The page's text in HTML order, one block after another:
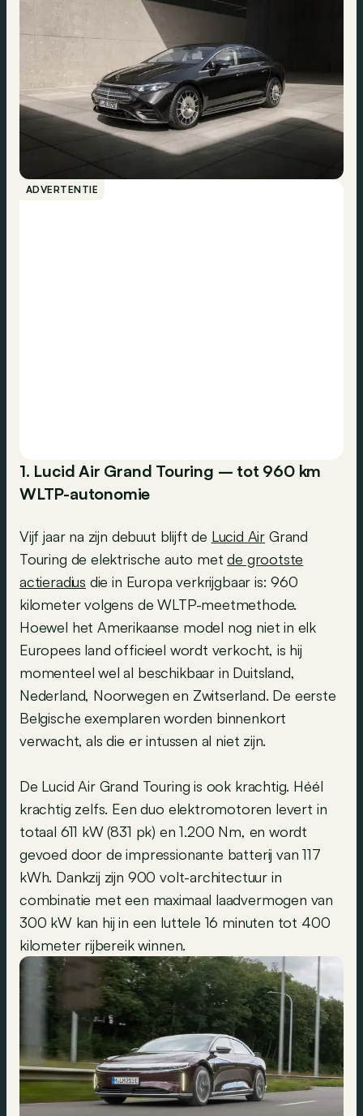
ADVERTENTIE
1. Lucid Air Grand Touring – tot 960 km
WLTP-autonomie
Vijf jaar na zijn debuut blijft de Lucid Air Grand
Touring de elektrische auto metde grootste
actieradius die in Europa verkrijgbaar is: 960
kilometer volgens de WLTP-meetmethode.
Hoewel het Amerikaanse model nog niet in elk
Europees land officieel wordt verkocht, is hij
momenteel wel al beschikbaar in Duitsland,
Nederland, Noorwegen en Zwitserland. De eerste
Belgische exemplaren worden binnenkort
verwacht, als die er intussen al niet zijn.
De Lucid Air Grand Touring is ook krachtig. Héél
krachtig zelfs. Een duo elektromotoren levert in
totaal 611 kW (831 pk) en 1.200 Nm, en wordt
gevoed door de impressionante batterij van 117
kWh. Dankzij zijn 900 volt-architectuur in
combinatie met een maximaal laadvermogen van
300 kW kan hij in een luttele 16 minuten tot 400
kilometer rijbereik winnen.